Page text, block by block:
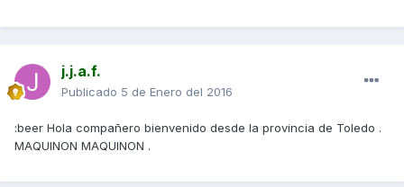
j.j.a.f.
Publicado 5 de Enero del 2016
:beer Hola compañero bienvenido desde la provincia de Toledo .
MAQUINON MAQUINON .